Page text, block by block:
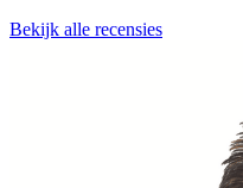
Bekijk alle recensies